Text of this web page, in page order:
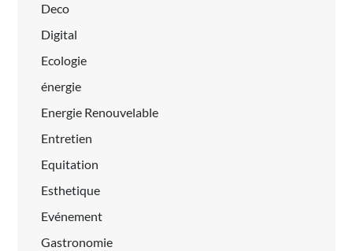
Deco
Digital
Ecologie
énergie
Energie Renouvelable
Entretien
Equitation
Esthetique
Evénement
Gastronomie